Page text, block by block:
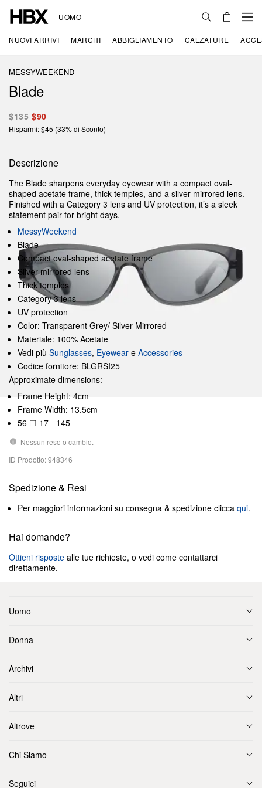
UOMO
NUOVI ARRIVI MARCHI ABBIGLIAMENTO CALZATURE
MESSYWEEKEND
Blade
$135 $90
Risparmi: $45 (33% di Sconto)
Descrizione
The Blade sharpens everyday eyewear with a compact oval-
shaped acetate frame, thick temples, and a silver mirrored lens.
Finished with a Category 3 lens and UV protection, it’s a sleek
statement pair for bright days.
MessyWeekend
Blade
Compact oval-shaped acetate frame
Silver mirrored lens
Thick temples
Category 3 lens
UV protection
Color: Transparent Grey/ Silver Mirrored
Materiale: 100% Acetate
Vedi più Sunglasses, Eyewear e Accessories
Codice fornitore: BLGRSI25
Approximate dimensions:
Frame Height: 4cm
Frame Width: 13.5cm
56 ☐ 17 - 145
Nessun reso o cambio.
ID Prodotto: 948346
Spedizione & Resi
Per maggiori informazioni su consegna & spedizione clicca qui.
Hai domande?
Ottieni risposte alle tue richieste, o vedi come contattarci
direttamente.
Uomo
Donna
Archivi
Altri
Altrove
Chi Siamo
Seguici